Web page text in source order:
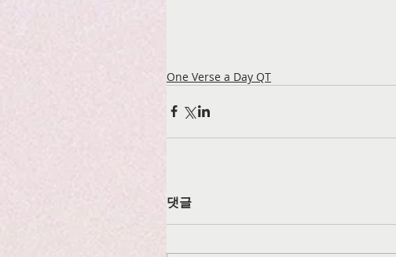
One Verse a Day QT
댓글